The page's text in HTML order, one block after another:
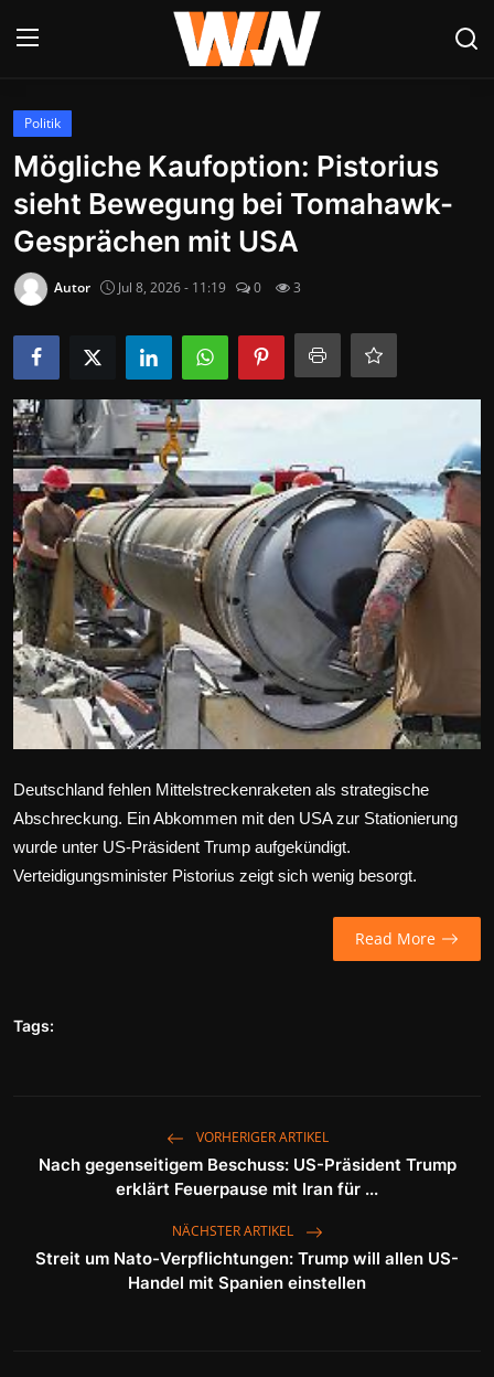
Anmelden
Datenschutzerklärung
Contact
Aktuelles
Kultur & Unterhaltung
Lifestyle & Gesellschaft
Sport & Freizeit
Tech & IT-Security
Wirtschaft
Wissenschaft & Gesundheit
Deutsch
Politik
Mögliche Kaufoption: Pistorius
sieht Bewegung bei Tomahawk-
Gesprächen mit USA
Autor Jul 8, 2026 - 11:19 0 3
Deutschland fehlen Mittelstreckenraketen als strategische
Abschreckung. Ein Abkommen mit den USA zur Stationierung
wurde unter US-Präsident Trump aufgekündigt.
Verteidigungsminister Pistorius zeigt sich wenig besorgt.
Read More
Tags:
VORHERIGER ARTIKEL
Nach gegenseitigem Beschuss: US-Präsident Trump
erklärt Feuerpause mit Iran für ...
NÄCHSTER ARTIKEL
Streit um Nato-Verpflichtungen: Trump will allen US-
Handel mit Spanien einstellen